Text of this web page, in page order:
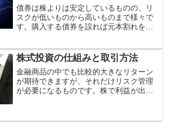
債券は株よりは安定しているものの、リ
スクが低いものから高いものまで様々で
す。購入する債券を誤れば元本割れをす
象なので銀行に預けるよりも安全です。
株式投資の仕組みと取引方法
金融商品の中でも比較的大きなリターン
が期待できますが、それだけリスク管理
が必要になるものです。株で利益が出る
解説します。